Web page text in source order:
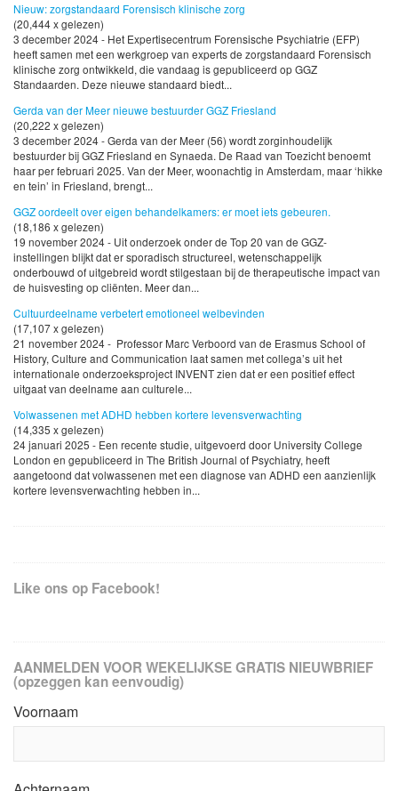
Nieuw: zorgstandaard Forensisch klinische zorg
(20,444 x gelezen)
3 december 2024 - Het Expertisecentrum Forensische Psychiatrie (EFP)
heeft samen met een werkgroep van experts de zorgstandaard Forensisch
klinische zorg ontwikkeld, die vandaag is gepubliceerd op GGZ
Standaarden. Deze nieuwe standaard biedt...
Gerda van der Meer nieuwe bestuurder GGZ Friesland
(20,222 x gelezen)
3 december 2024 - Gerda van der Meer (56) wordt zorginhoudelijk
bestuurder bij GGZ Friesland en Synaeda. De Raad van Toezicht benoemt
haar per februari 2025. Van der Meer, woonachtig in Amsterdam, maar ‘hikke
en tein’ in Friesland, brengt...
GGZ oordeelt over eigen behandelkamers: er moet iets gebeuren.
(18,186 x gelezen)
19 november 2024 - Uit onderzoek onder de Top 20 van de GGZ-
instellingen blijkt dat er sporadisch structureel, wetenschappelijk
onderbouwd of uitgebreid wordt stilgestaan bij de therapeutische impact van
de huisvesting op cliënten. Meer dan...
Cultuurdeelname verbetert emotioneel welbevinden
(17,107 x gelezen)
21 november 2024 - Professor Marc Verboord van de Erasmus School of
History, Culture and Communication laat samen met collega’s uit het
internationale onderzoeksproject INVENT zien dat er een positief effect
uitgaat van deelname aan culturele...
Volwassenen met ADHD hebben kortere levensverwachting
(14,335 x gelezen)
24 januari 2025 - Een recente studie, uitgevoerd door University College
London en gepubliceerd in The British Journal of Psychiatry, heeft
aangetoond dat volwassenen met een diagnose van ADHD een aanzienlijk
kortere levensverwachting hebben in...
Like ons op Facebook!
AANMELDEN VOOR WEKELIJKSE GRATIS NIEUWBRIEF
(opzeggen kan eenvoudig)
Voornaam